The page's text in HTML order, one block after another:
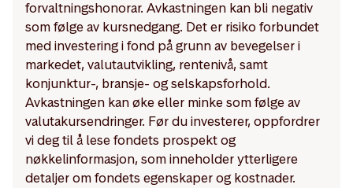
forvaltningshonorar. Avkastningen kan bli negativ
som følge av kursnedgang. Det er risiko forbundet
med investering i fond på grunn av bevegelser i
markedet, valutautvikling, rentenivå, samt
konjunktur-, bransje- og selskapsforhold.
Avkastningen kan øke eller minke som følge av
valutakursendringer. Før du investerer, oppfordrer
vi deg til å lese fondets prospekt og
nøkkelinformasjon, som inneholder ytterligere
detaljer om fondets egenskaper og kostnader.